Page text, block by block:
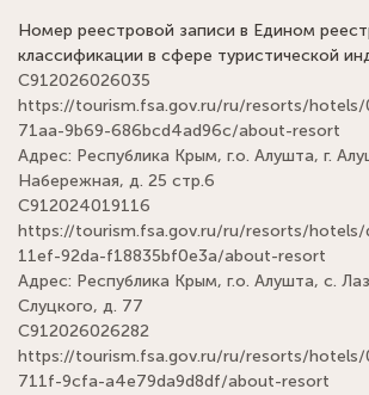
Номер реестровой записи в Едином
классификации в сфере туристической
С912026026035
https://tourism.fsa.gov.ru/ru/resorts/hotels/
71aa-9b69-686bcd4ad96c/about-resort
Адрес: Республика Крым, г.о. Алушта, г.
Набережная, д. 25 стр.6
С912024019116
https://tourism.fsa.gov.ru/ru/resorts/
11ef-92da-f18835bf0e3a/about-resort
Адрес: Республика Крым, г.о. Алушта, с.
Слуцкого, д. 77
С912026026282
https://tourism.fsa.gov.ru/ru/resorts/
711f-9cfa-a4e79da9d8df/about-resort